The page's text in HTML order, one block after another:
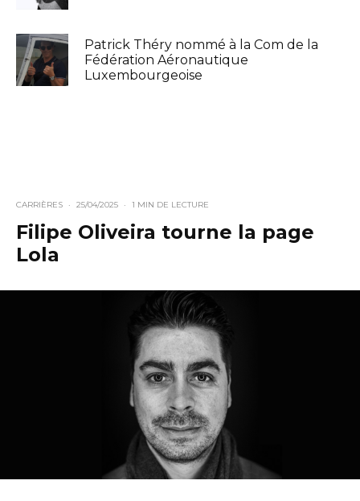
Patrick Théry nommé à la Com de la
Fédération Aéronautique
Luxembourgeoise
CARRIÈRES · 25/04/2025 · 1 MIN DE LECTURE
Filipe Oliveira tourne la page
Lola